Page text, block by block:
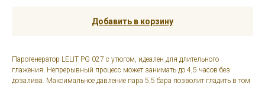
Добавить в корзину
Парогенератор LELIT PG 027 с утюгом, идеален для длительного
глажения. Непрерывный процесс может занимать до 4,5 часов без
дозалива. Максимальное давление пара 5,5 бара позволит гладить в том